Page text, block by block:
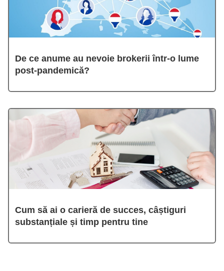
De ce anume au nevoie brokerii într-o lume
post-pandemică?
Cum să ai o carieră de succes, câștiguri
substanțiale și timp pentru tine